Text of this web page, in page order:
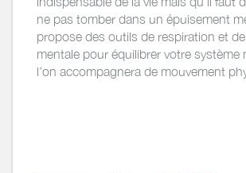
ne pas tomber dans un épuisement
propose des outils de respiration et
mentale pour équilibrer votre système
l’on accompagnera de mouvement